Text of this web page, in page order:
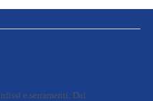
e serramenti. Dai